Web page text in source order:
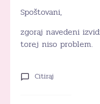
Spoštovani,
zgoraj navedeni
torej niso problem.
Citiraj